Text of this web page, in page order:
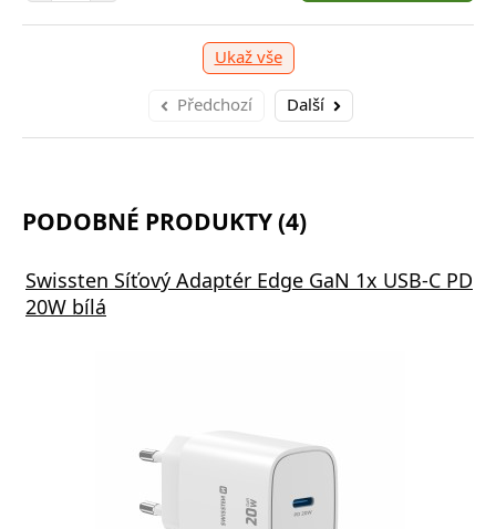
Ukaž vše
Předchozí Další
PODOBNÉ PRODUKTY (4)
Swissten Síťový Adaptér Edge GaN 1x USB-C PD
20W bílá